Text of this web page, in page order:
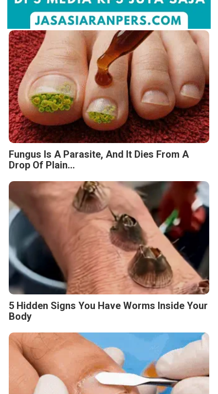
Fungus Is A Parasite, And It Dies From A
Drop Of Plain...
5 Hidden Signs You Have Worms Inside Your
Body